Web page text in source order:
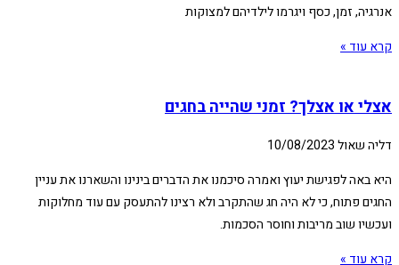
אנרגיה, זמן, כסף ויגרמו לילדיהם למצוקות
קרא עוד »
אצלי או אצלך? זמני שהייה בחגים
דליה שאול10/08/2023
היא באה לפגישת יעוץ ואמרה סיכמנו את הדברים בינינו והשארנו את עניין
החגים פתוח, כי לא היה חג שהתקרב ולא רצינו להתעסק עם עוד מחלוקות
ועכשיו שוב מריבות וחוסר הסכמות.
קרא עוד »